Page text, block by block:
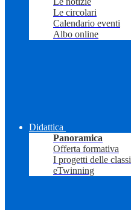
Le circolari
Calendario eventi
Albo online
Didattica
Panoramica
Offerta formativa
I progetti delle classi
eTwinning